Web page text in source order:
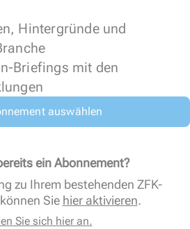
Hintergründe und
Briefings mit den
auswählen
ein Abonnement?
zu Ihrem bestehenden ZFK-
Sie hier aktivieren.
Sie sich hier an.